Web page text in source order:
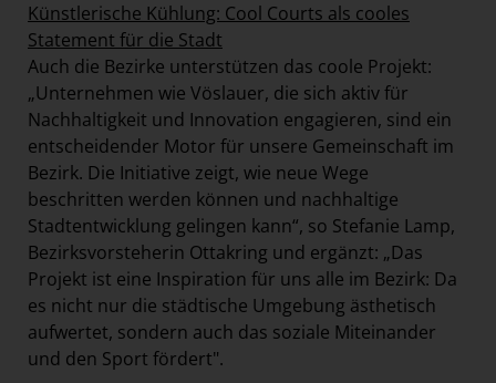
Künstlerische Kühlung: Cool Courts als cooles
Statement für die Stadt
Auch die Bezirke unterstützen das coole Projekt:
„Unternehmen wie Vöslauer, die sich aktiv für
Nachhaltigkeit und Innovation engagieren, sind ein
entscheidender Motor für unsere Gemeinschaft im
Bezirk. Die Initiative zeigt, wie neue Wege
beschritten werden können und nachhaltige
Stadtentwicklung gelingen kann“, so Stefanie Lamp,
Bezirksvorsteherin Ottakring und ergänzt: „Das
Projekt ist eine Inspiration für uns alle im Bezirk: Da
es nicht nur die städtische Umgebung ästhetisch
aufwertet, sondern auch das soziale Miteinander
und den Sport fördert".